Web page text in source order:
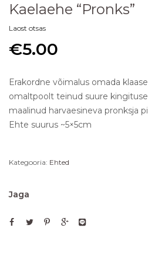
Kaelaehe “Pronks”
Laost otsas
€5.00
Erakordne võimalus omada
omaltpoolt teinud suure
maalinud harvaesineva pronksja
Ehte suurus ~5×5cm
Kategooria: Ehted
Jaga